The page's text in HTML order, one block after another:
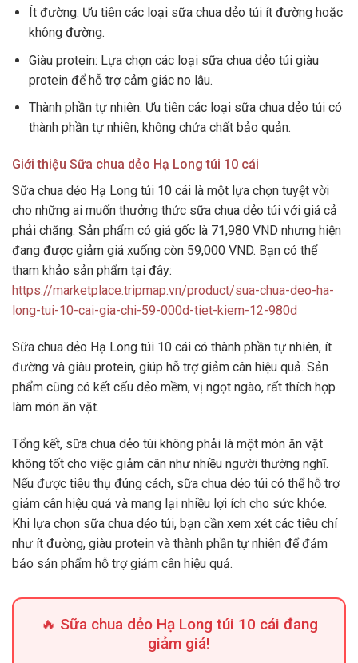
Ít đường: Ưu tiên các loại sữa chua dẻo túi ít đường hoặc
không đường.
Giàu protein: Lựa chọn các loại sữa chua dẻo túi giàu
protein để hỗ trợ cảm giác no lâu.
Thành phần tự nhiên: Ưu tiên các loại sữa chua dẻo túi có
thành phần tự nhiên, không chứa chất bảo quản.
Giới thiệu Sữa chua dẻo Hạ Long túi 10 cái
Sữa chua dẻo Hạ Long túi 10 cái là một lựa chọn tuyệt vời
cho những ai muốn thưởng thức sữa chua dẻo túi với giá cả
phải chăng. Sản phẩm có giá gốc là 71,980 VND nhưng hiện
đang được giảm giá xuống còn 59,000 VND. Bạn có thể
tham khảo sản phẩm tại đây:
https://marketplace.tripmap.vn/product/sua-chua-deo-ha-
long-tui-10-cai-gia-chi-59-000d-tiet-kiem-12-980d
Sữa chua dẻo Hạ Long túi 10 cái có thành phần tự nhiên, ít
đường và giàu protein, giúp hỗ trợ giảm cân hiệu quả. Sản
phẩm cũng có kết cấu dẻo mềm, vị ngọt ngào, rất thích hợp
làm món ăn vặt.
Tổng kết, sữa chua dẻo túi không phải là một món ăn vặt
không tốt cho việc giảm cân như nhiều người thường nghĩ.
Nếu được tiêu thụ đúng cách, sữa chua dẻo túi có thể hỗ trợ
giảm cân hiệu quả và mang lại nhiều lợi ích cho sức khỏe.
Khi lựa chọn sữa chua dẻo túi, bạn cần xem xét các tiêu chí
như ít đường, giàu protein và thành phần tự nhiên để đảm
bảo sản phẩm hỗ trợ giảm cân hiệu quả.
🔥 Sữa chua dẻo Hạ Long túi 10 cái đang
giảm giá!